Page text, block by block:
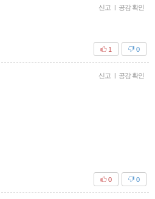
신고 | 공감 확인
0
1
신고 | 공감 확인
0
0